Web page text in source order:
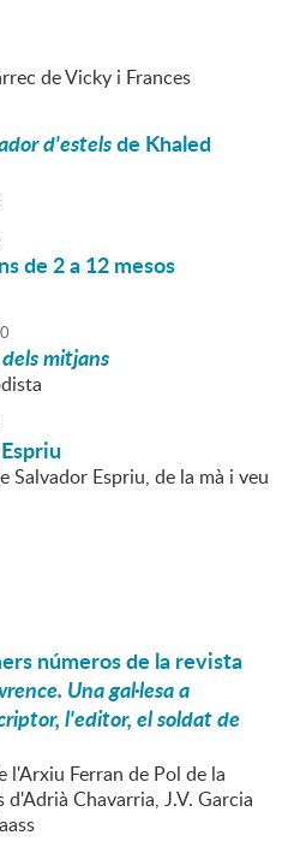
de Vicky i Frances
d'estelsde Khaled
de 2 a 12 mesos
mitjans
Salvador Espriu, de la mà i veu
números de la revista
Una gal·lesa a
l'editor, el soldat de
Ferran de Pol de la
Chavarria, J.V. Garcia